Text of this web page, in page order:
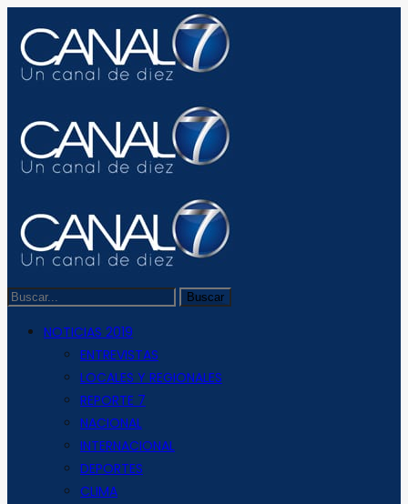
NOTICIAS 2019
ENTREVISTAS
LOCALES Y REGIONALES
REPORTE 7
NACIONAL
INTERNACIONAL
DEPORTES
CLIMA